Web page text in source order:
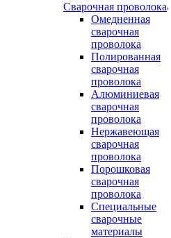
Сварочная проволока
Омедненная
сварочная
проволока
Полированная
сварочная
проволока
Алюминиевая
сварочная
проволока
Нержавеющая
сварочная
проволока
Порошковая
сварочная
проволока
Специальные
сварочные
материалы